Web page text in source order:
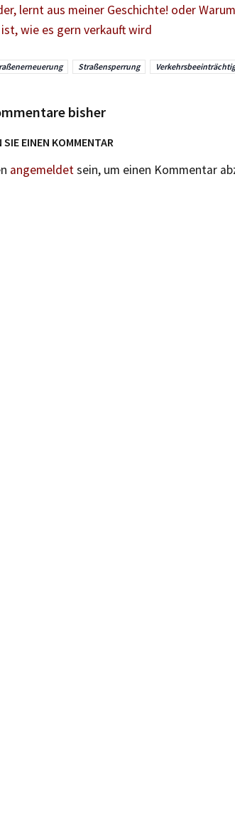
lernt aus meiner Geschichte! oder
wie es gern verkauft wird
Straßensperrung
bisher
SIE EINEN KOMMENTAR
angemeldetsein, um einen Kommentar